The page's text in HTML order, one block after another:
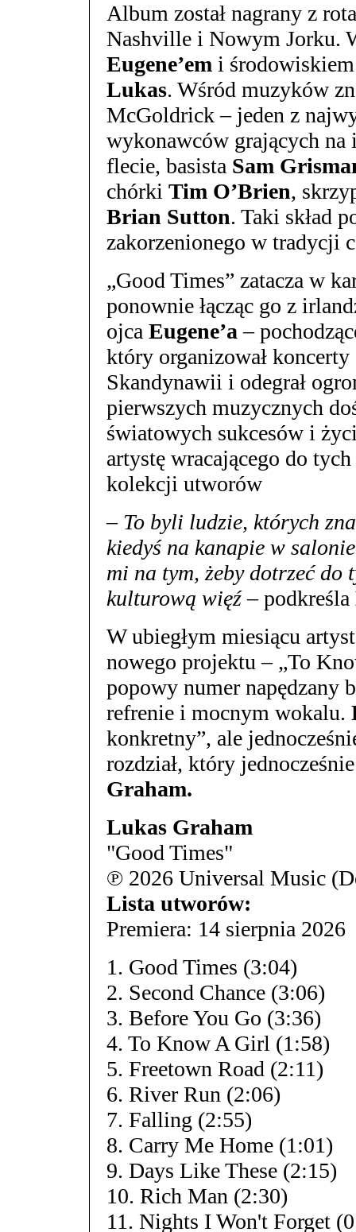
Album został nagrany z
Nashville i Nowym Jorku.
Eugene’em i
Lukas. Wśród muzyków
McGoldrick – jeden z
wykonawców grających
flecie, basista Sam
chórki Tim O’Brien,
Brian Sutton. Taki skład
zakorzenionego w tradycji
„Good Times” zatacza w
ponownie łącząc go z
ojca Eugene’a –
który organizował
Skandynawii i odegrał
pierwszych muzycznych
światowych sukcesów i
artystę wracającego do
kolekcji utworów
– To byli ludzie, których
kiedyś na kanapie w
mi na tym, żeby dotrzeć do
kulturową więź– podkreśla
W ubiegłym miesiącu
nowego projektu – „To
popowy numer napędzany
refrenie i mocnym wokalu.
konkretny”, ale
rozdział, który
Graham.
Lukas Graham
"Good Times"
℗ 2026 Universal Music
Lista utworów:
Premiera: 14 sierpnia 2026
1. Good Times (3:04)
2. Second Chance (3:06)
3. Before You Go (3:36)
4. To Know A Girl (1:58)
5. Freetown Road (2:11)
6. River Run (2:06)
7. Falling (2:55)
8. Carry Me Home (1:01)
9. Days Like These (2:15)
10. Rich Man (2:30)
11. Nights I Won't Forget